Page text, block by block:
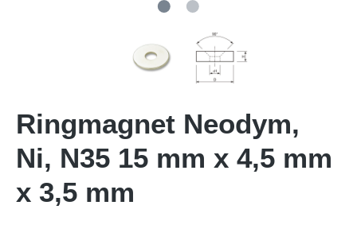
Ringmagnet Neodym,
Ni, N35 15 mm x 4,5 mm
x 3,5 mm